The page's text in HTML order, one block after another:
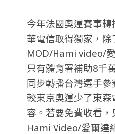
今年法國奧運賽事
華電信取得獨家，除
MOD/Hami video/
只有體育署補助8千
同步轉播台灣選手
較東京奧運少了東森
容。若要免費收看
Hami Video/愛爾達